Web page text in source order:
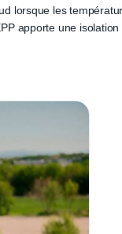
lorsque les
apporte une